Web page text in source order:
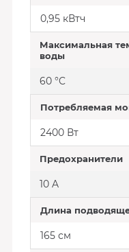
0,95 кВтч
Максимальная
воды
60 °C
Потребляемая
2400 Вт
Предохранители
10 A
Длина
165 см